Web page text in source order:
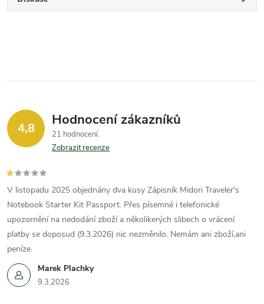
4,8 Hodnocení zákazníků
21 hodnocení
Zobrazit recenze
Marek Plachky
9.3.2026
V listopadu 2025 objednány dva kusy Zápisník Midori Traveler's
Notebook Starter Kit Passport. Přes písemné i telefonické
upozornění na nedodání zboží a několikerých slibech o vrácení
platby se doposud (9.3.2026) nic nezměnilo. Nemám ani zboží,ani
peníze.